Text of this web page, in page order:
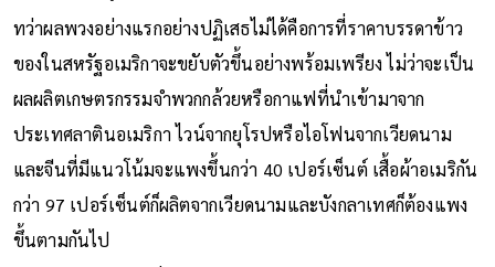
ทว่าผลพวงอย่างแรกอย่างปฏิเสธไม่ได้คือการที่ราคาบรรดาข้าว
ของในสหรัฐอเมริกาจะขยับตัวขึ้นอย่างพร้อมเพรียง ไม่ว่าจะเป็น
ผลผลิตเกษตรกรรมจำพวกกล้วยหรือกาแฟที่นำเข้ามาจาก
ประเทศลาตินอเมริกา ไวน์จากยุโรปหรือไอโฟนจากเวียดนาม
และจีนที่มีแนวโน้มจะแพงขึ้นกว่า 40 เปอร์เซ็นต์ เสื้อผ้าอเมริกัน
กว่า 97 เปอร์เซ็นต์ก็ผลิตจากเวียดนามและบังกลาเทศก็ต้องแพง
ขึ้นตามกันไป